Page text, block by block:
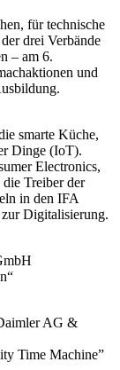
für technische
drei Verbände
– am 6.
und
smarte Küche,
Dinge (IoT).
Electronics,
Treiber der
in den IFA
Digitalisierung.
AG &
Time Machine”